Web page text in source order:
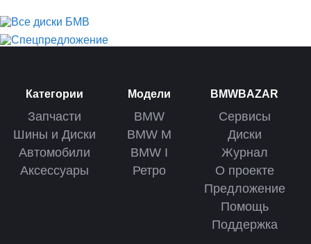
Категории
Запчасти
Шины и Диски
Автомобили
Аксессуары
Модели
BMW
BMW M
BMW I
Ретро
BMWBAZAR
Сервисы
Диски
Журнал
О проекте
Предложение
Помощь
Поддержка